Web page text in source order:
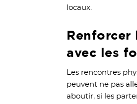
locaux.
Renforcer
avec les
Les rencontres
peuvent ne pas
aboutir, si les